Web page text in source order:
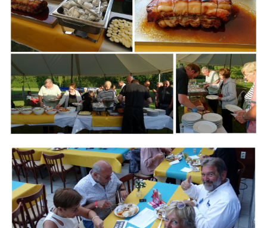
Branding
ARMCHAIR